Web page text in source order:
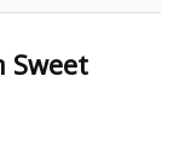
Sweet